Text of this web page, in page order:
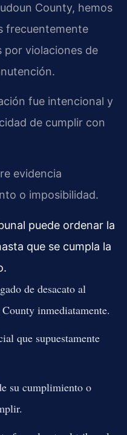
County, hemos
frecuentemente
por violaciones de
fue intencional y
de cumplir con
evidencia
o imposibilidad.
puede ordenar la
que se cumpla la
de desacato al
inmediatamente.
que supuestamente
su cumplimiento o